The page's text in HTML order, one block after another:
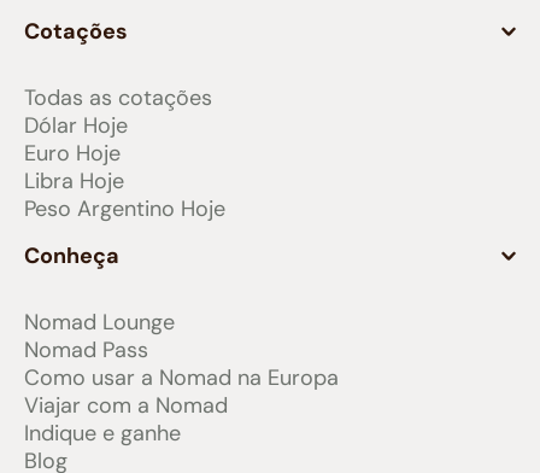
Cotações
Todas as cotações
Dólar Hoje
Euro Hoje
Libra Hoje
Peso Argentino Hoje
Conheça
Nomad Lounge
Nomad Pass
Como usar a Nomad na Europa
Viajar com a Nomad
Indique e ganhe
Blog